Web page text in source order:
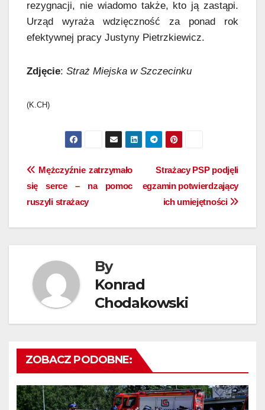
rezygnacji, nie wiadomo także, kto ją zastąpi.
Urząd wyraża wdzięczność za ponad rok
efektywnej pracy Justyny Pietrzkiewicz.
Zdjęcie: Straż Miejska w Szczecinku
(K.CH)
Nawigacja
wpisu
Strażacy PSP podjęli
egzamin potwierdzający
ich umiejętności
Mężczyźnie zatrzymało
się serce – na pomoc
ruszyli strażacy
By
Konrad
Chodakowski
ZOBACZ PODOBNE: